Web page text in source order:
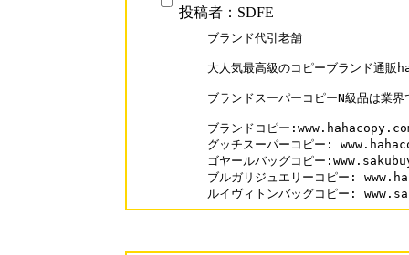
投稿者：SDFE
ブランド代引老舗
大人気最高級のコピーブランド通販
ブランドスーパーコピーN級品は業
ブランドコピー
グッチスーパーコピー:
ゴヤールバッグコピー
ブルガリジュエリーコピー:
ルイヴィトンバッグコピー: